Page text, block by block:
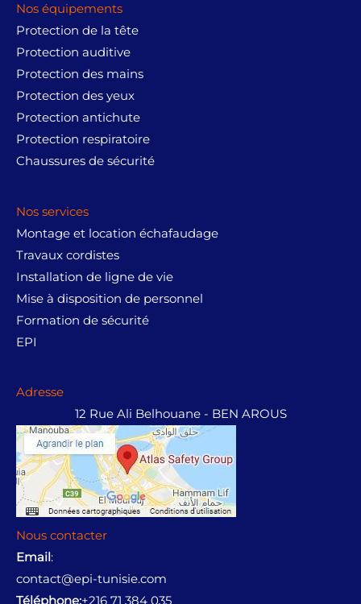
Nos équipements
Protection de la tête
Protection auditive
Protection des mains
Protection des yeux
Protection antichute
Protection respiratoire
Chaussures de sécurité
Nos services
Montage et location échafaudage
Travaux cordistes
Installation de ligne de vie
Mise à disposition de personnel
Formation de sécurité
EPI
Adresse
12 Rue Ali Belhouane - BEN AROUS
Nous contacter
Email :
contact@epi-tunisie.com
Téléphone:+216 71 384 035